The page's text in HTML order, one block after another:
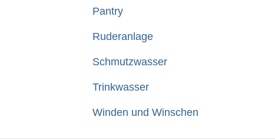
Pantry
Ruderanlage
Schmutzwasser
Trinkwasser
Winden und Winschen